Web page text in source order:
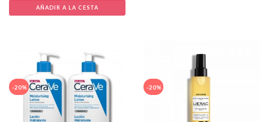
AÑADIR A LA CESTA
-20% -20%